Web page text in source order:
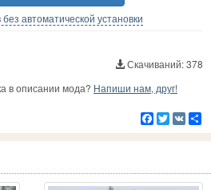
автоматической установки
Скачиваний: 378
в описании мода? Напиши нам, друг!
Facebook
Twitter
VK